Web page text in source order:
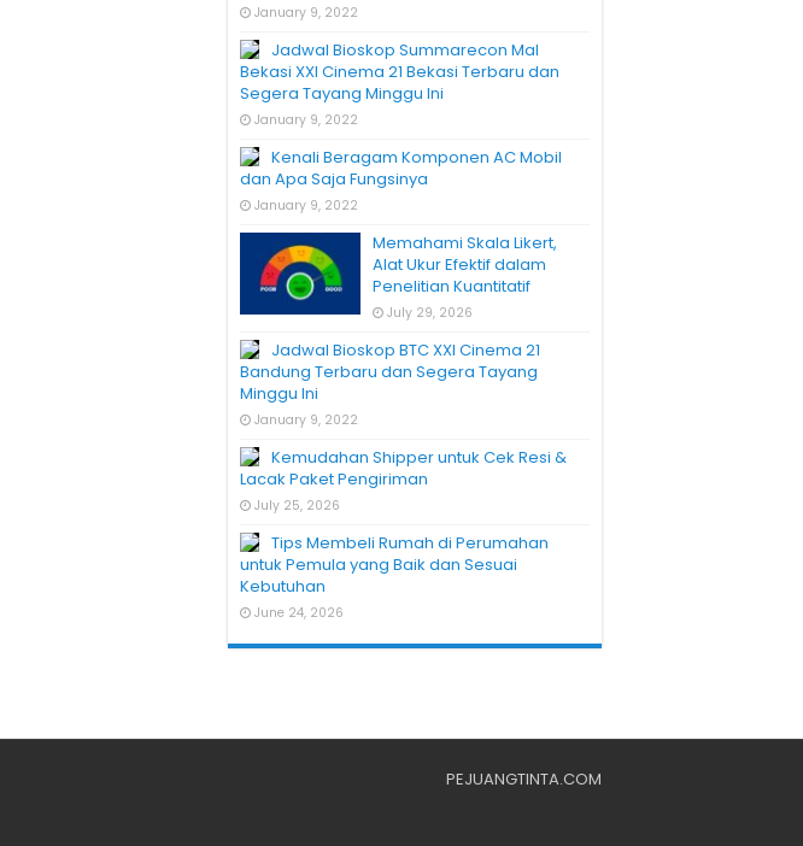
January 9, 2022
Jadwal Bioskop Summarecon Mal
Bekasi XXI Cinema 21 Bekasi Terbaru dan
Segera Tayang Minggu Ini
January 9, 2022
Kenali Beragam Komponen AC Mobil
dan Apa Saja Fungsinya
January 9, 2022
Memahami Skala Likert,
Alat Ukur Efektif dalam
Penelitian Kuantitatif
July 29, 2026
Jadwal Bioskop BTC XXI Cinema 21
Bandung Terbaru dan Segera Tayang
Minggu Ini
January 9, 2022
Kemudahan Shipper untuk Cek Resi &
Lacak Paket Pengiriman
July 25, 2026
Tips Membeli Rumah di Perumahan
untuk Pemula yang Baik dan Sesuai
Kebutuhan
June 24, 2026
PEJUANGTINTA.COM